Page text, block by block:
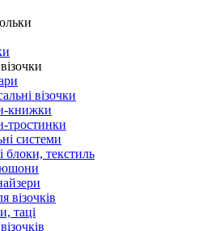
візочки
книжки
тростинки
системи
блоки, текстиль
візочків
таці